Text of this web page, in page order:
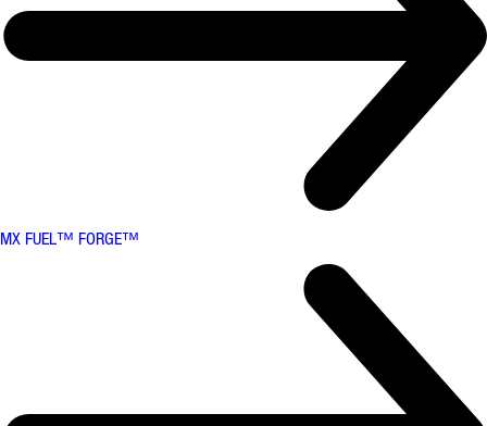
MX FUEL™ FORGE™